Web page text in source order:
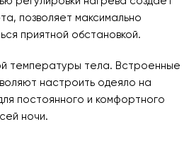
позволяет максимально
приятной обстановкой.
температуры тела. Встроенные
настроить одеяло на
постоянного и комфортного
ночи.